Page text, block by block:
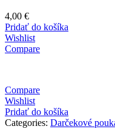
4,00 €
Pridať do košíka
Wishlist
Compare
Compare
Wishlist
Pridať do košíka
Categories: Darčekové